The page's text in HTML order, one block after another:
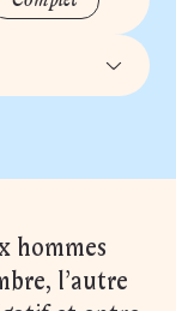
hommes
l’autre